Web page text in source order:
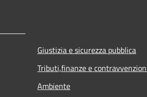
Giustizia e sicurezza pubblica
Tributi,finanze e
Ambiente